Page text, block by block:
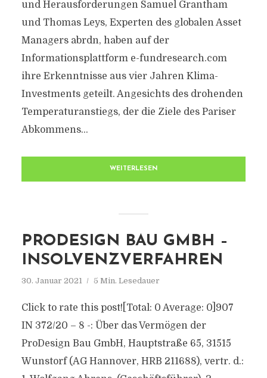
und Herausforderungen Samuel Grantham
und Thomas Leys, Experten des globalen Asset
Managers abrdn, haben auf der
Informationsplattform e-fundresearch.com
ihre Erkenntnisse aus vier Jahren Klima-
Investments geteilt. Angesichts des drohenden
Temperaturanstiegs, der die Ziele des Pariser
Abkommens...
WEITERLESEN
PRODESIGN BAU GMBH –
INSOLVENZVERFAHREN
30. Januar 2021 5 Min. Lesedauer
Click to rate this post![Total: 0 Average: 0]907
IN 372/20 – 8 -: Über das Vermögen der
ProDesign Bau GmbH, Hauptstraße 65, 31515
Wunstorf (AG Hannover, HRB 211688), vertr. d.: